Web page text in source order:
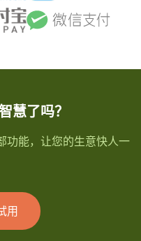
慧了吗？
功能，让您的生意快人一
用